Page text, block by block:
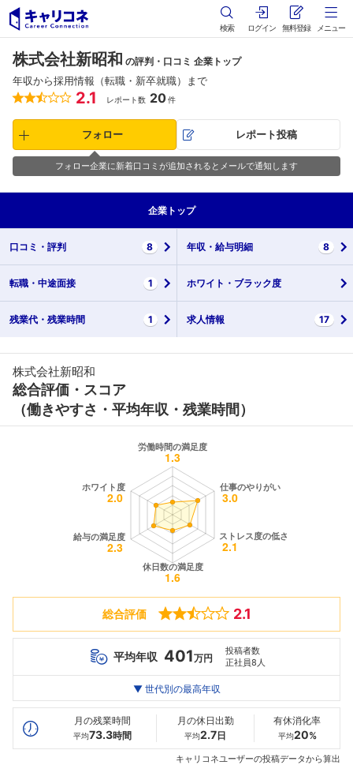
検索 ログイン 無料登録 メニュー
株式会社新昭和 の評判・口コミ 企業トップ
年収から採用情報（転職・新卒就職）まで
2.1 レポート数 20件
フォロー レポート投稿
フォロー企業に新着口コミが追加されるとメールで通知します
企業 トップ
口コミ・ 評判 8 年収・ 給与明細 8
転職・ 中途面接 1 ホワイト・ ブラック度
残業代・ 残業時間 1 求人情報 17
株式会社新昭和
総合評価・スコア
（働きやすさ・平均年収・残業時間）
総合評価 2.1
平均年収 401万円
投稿者数
正社員8人
最高年収
20代
455万
30代
686万
--万
▼ 世代別の最高年収
月の残業時間
平均73.3時間
月の休日出勤
平均2.7日
有休消化率
平均20%
キャリコネユーザーの投稿データから算出